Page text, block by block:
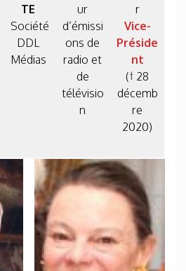
TE
Société
DDL
Médias
ur
d’émissi
ons de
radio et
de
télévisio
n
r
Vice-
Préside
nt
(† 28
décemb
re
2020)